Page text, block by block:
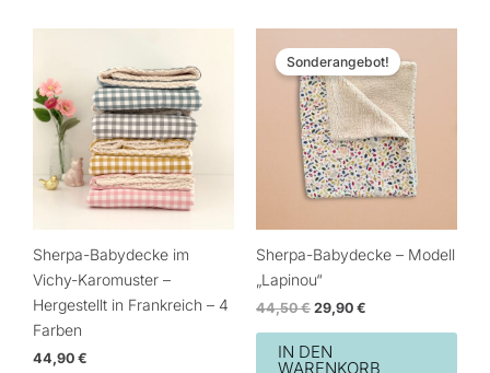
Sherpa-Babydecke im
Vichy-Karomuster –
Hergestellt in Frankreich – 4
Farben
44,90 €
Produkt
verschiedenen
Ausführungen
können
Produktseite
ausgewählt
Sonderangebot!
Sherpa-Babydecke – Modell
„Lapinou“
44,50€
ursprüngliche
Preis
betrug:
44,50
€.
29,90 €
aktuelle
Preis
beträgt:
29,90
€.
IN DEN
WARENKORB